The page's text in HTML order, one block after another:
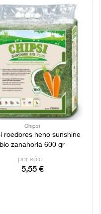
Chipsi
roedores heno sunshine
bio zanahoria 600 gr
por sólo
5,55 €